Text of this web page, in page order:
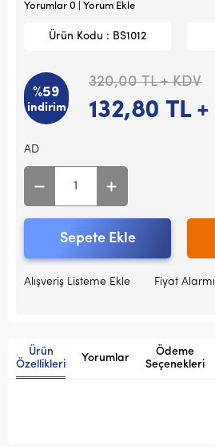
Yorumlar 0 | Yorum Ekle
Ürün Kodu : BS1012
%59
indirim
320,00TL + KDV
132,80 TL +
AD
Sepete Ekle
Alışveriş Listeme Ekle Fiyat Alarmı
Ürün
Özellikleri
Yorumlar
Ödeme
Seçenekleri